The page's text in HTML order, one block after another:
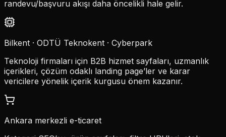
randevu/başvuru akışı daha öncelikli hale gelir.
Bilkent · ODTÜ Teknokent · Cyberpark
Teknoloji firmaları için B2B hizmet sayfaları, uzmanlık
içerikleri, çözüm odaklı landing page’ler ve karar
vericilere yönelik içerik kurgusu önem kazanır.
Ankara merkezli e-ticaret